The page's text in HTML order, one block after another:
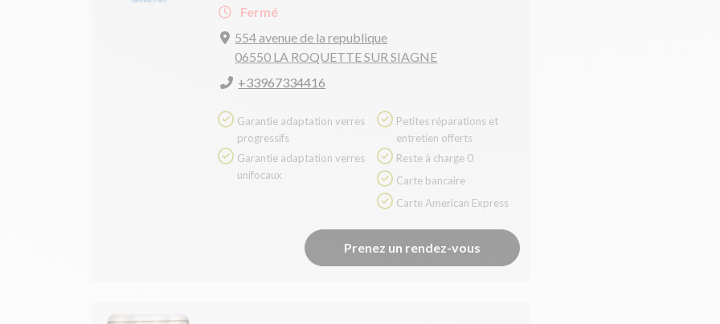
Fermé
554 avenue de la republique
06550 LA ROQUETTE SUR SIAGNE
+33967334416
progressifs
unifocaux
entretien offerts
Reste à charge 0
Carte bancaire
Carte American Express
Prenez un rendez-vous